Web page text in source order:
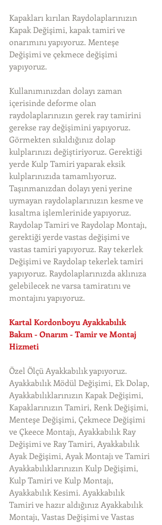
Kapakları kırılan Raydolaplarınızın
Kapak Değişimi, kapak tamiri ve
onarımını yapıyoruz. Menteşe
Değişimi ve çekmece değişimi
yapıyoruz.
Kullanımınızdan dolayı zaman
içerisinde deforme olan
raydolaplarınızın gerek ray tamirini
gerekse ray değişimini yapıyoruz.
Görmekten sıkıldığınız dolap
kulplarınızı değiştiriyoruz. Gerektiği
yerde Kulp Tamiri yaparak eksik
kulplarınızıda tamamlıyoruz.
Taşınmanızdan dolayı yeni yerine
uymayan raydolaplarınızın kesme ve
kısaltma işlemlerinide yapıyoruz.
Raydolap Tamiri ve Raydolap Montajı,
gerektiği yerde vastas değişimi ve
vastas tamiri yapıyoruz. Ray tekerlek
Değişimi ve Raydolap tekerlek tamiri
yapıyoruz. Raydolaplarınızda aklınıza
gelebilecek ne varsa tamiratını ve
montajını yapıyoruz.
Kartal Kordonboyu Ayakkabılık
Bakım - Onarım - Tamir ve Montaj
Hizmeti
Özel Ölçü Ayakkabılık yapıyoruz.
Ayakkabılık Mödül Değişimi, Ek Dolap,
Ayakkabılıklarınızın Kapak Değişimi,
Kapaklarınızın Tamiri, Renk Değişimi,
Menteşe Değişimi, Çekmece Değişimi
ve Çkeece Montajı, Ayakkabılık Ray
Değişimi ve Ray Tamiri, Ayakkabılık
Ayak Değişimi, Ayak Montajı ve Tamiri
Ayakkabılıklarınızın Kulp Değişimi,
Kulp Tamiri ve Kulp Montajı,
Ayakkabılık Kesimi. Ayakkabılık
Tamiri ve hazır aldığınız Ayakkabılık
Montajı, Vastas Değişimi ve Vastas